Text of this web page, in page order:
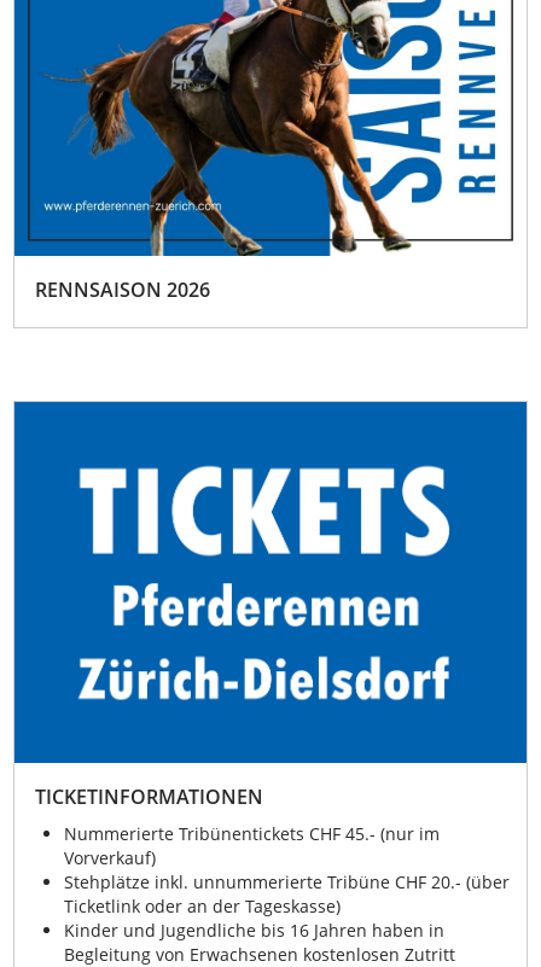
RENNSAISON 2026
TICKETINFORMATIONEN
Nummerierte Tribünentickets CHF 45.- (nur im
Vorverkauf)
Stehplätze inkl. unnummerierte Tribüne CHF 20.- (über
Ticketlink oder an der Tageskasse)
Kinder und Jugendliche bis 16 Jahren haben in
Begleitung von Erwachsenen kostenlosen Zutritt